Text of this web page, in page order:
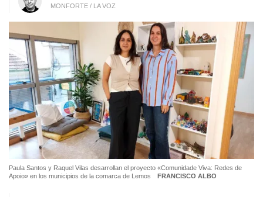
MONFORTE / LA VOZ
Paula Santos y Raquel Vilas desarrollan el proyecto «Comunidade Viva: Redes de
Apoio» en los municipios de la comarca de Lemos
FRANCISCO ALBO